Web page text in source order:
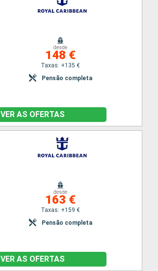
desde
148 €
Taxas: +135 €
Pensão completa
VER AS OFERTAS
desde
163 €
Taxas: +159 €
Pensão completa
VER AS OFERTAS